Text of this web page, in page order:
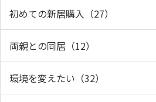
初めての新居購入（27）
両親との同居（12）
環境を変えたい（32）